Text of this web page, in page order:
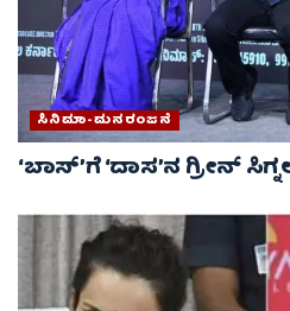
ಸಿನಿಮಾ-ಮನರಂಜನೆ
‘ಬಾಸ್’ಗೆ ‘ದಾಸ’ನ ಗ್ರೀನ್